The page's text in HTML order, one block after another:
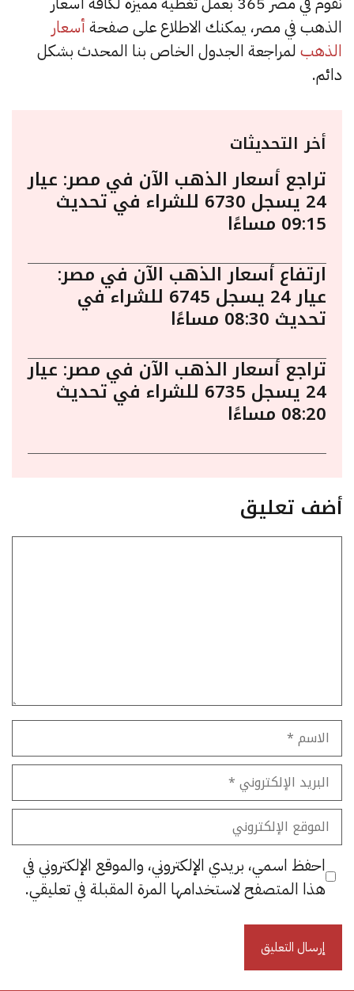
الذهب في مصر، يمكنك الاطلاع على صفحة أسعار
الذهب لمراجعة الجدول الخاص بنا المحدث بشكل
دائم.
أخر التحديثات
تراجع أسعار الذهب الآن في مصر: عيار
24 يسجل 6730 للشراء في تحديث
09:15 مساءًا
ارتفاع أسعار الذهب الآن في مصر:
عيار 24 يسجل 6745 للشراء في
تحديث 08:30 مساءًا
تراجع أسعار الذهب الآن في مصر: عيار
24 يسجل 6735 للشراء في تحديث
08:20 مساءًا
أضف تعليق
الاسم
البريد
الإلكتروني
الموقع
الإلكتروني
احفظ اسمي، بريدي الإلكتروني، والموقع الإلكتروني في
هذا المتصفح لاستخدامها المرة المقبلة في تعليقي.